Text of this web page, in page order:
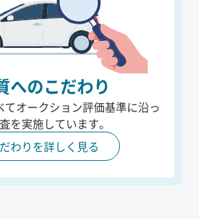
へのこだわり
オークション評価基準に沿っ
を実施しています。
わりを詳しく見る